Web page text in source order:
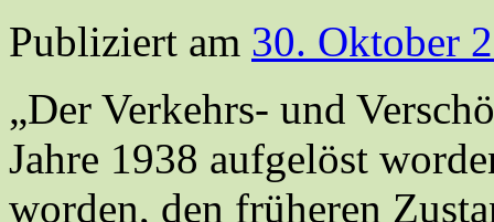
Publiziert am 30. Oktober
„Der Verkehrs- und
Jahre 1938 aufgelöst
worden, den früheren